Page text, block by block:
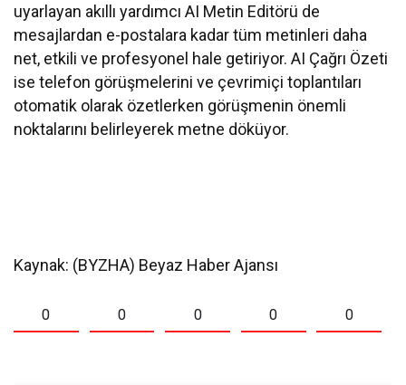
uyarlayan akıllı yardımcı AI Metin Editörü de
mesajlardan e-postalara kadar tüm metinleri daha
net, etkili ve profesyonel hale getiriyor. AI Çağrı Özeti
ise telefon görüşmelerini ve çevrimiçi toplantıları
otomatik olarak özetlerken görüşmenin önemli
noktalarını belirleyerek metne döküyor.
Kaynak: (BYZHA) Beyaz Haber Ajansı
0 0 0 0 0